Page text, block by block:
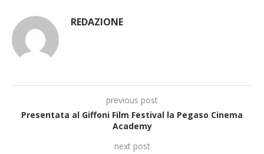
REDAZIONE
previous post
Presentata al Giffoni Film Festival la Pegaso Cinema
Academy
next post